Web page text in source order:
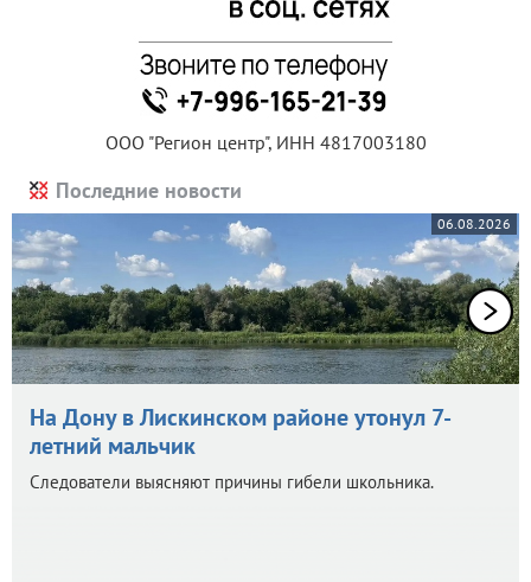
ООО "Регион центр", ИНН 4817003180
Последние новости
06.08.2026
На Дону в Лискинском районе утонул 7-
летний мальчик
Следователи выясняют причины гибели школьника.